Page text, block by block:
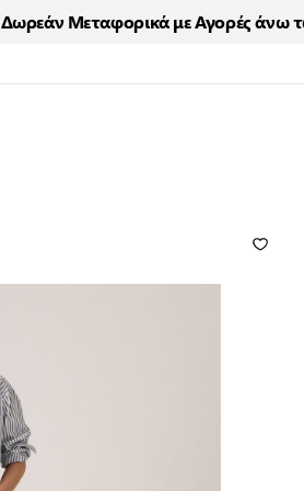
Δωρεάν Μεταφορικά με Αγορές άνω